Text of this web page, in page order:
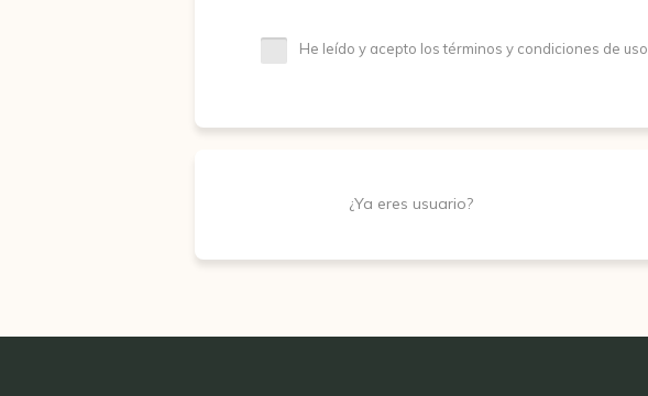
He leído y acepto los términos y condiciones de uso
¿Ya eres usuario?